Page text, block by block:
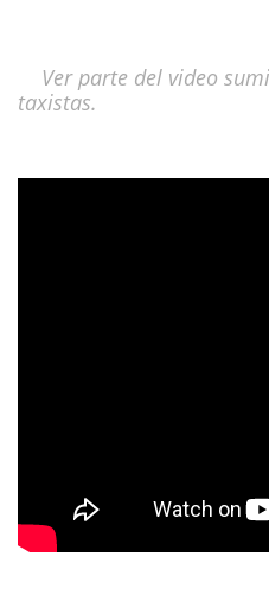
Ver parte del video
taxistas.